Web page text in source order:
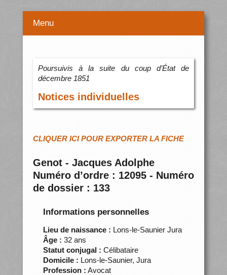
Menu
Poursuivis à la suite du coup d’État de
décembre 1851
Notices individuelles
CLIQUER ICI POUR EXPORTER LA FICHE
Genot - Jacques Adolphe
Numéro d’ordre : 12095 - Numéro
de dossier : 133
Informations personnelles
Lieu de naissance : Lons-le-Saunier Jura
Âge : 32 ans
Statut conjugal : Célibataire
Domicile : Lons-le-Saunier, Jura
Profession : Avocat